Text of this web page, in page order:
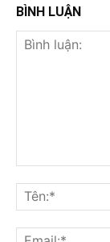
BÌNH LUẬN
luận: